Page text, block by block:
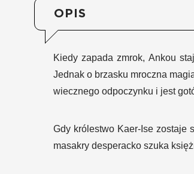
OPIS
Kiedy zapada zmrok, Ankou
Jednak o brzasku mroczna
wiecznego odpoczynku i jest
Gdy królestwo Kaer-Ise zostaje
masakry desperacko szuka